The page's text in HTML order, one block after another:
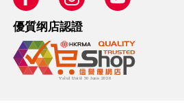
優質纲店認證